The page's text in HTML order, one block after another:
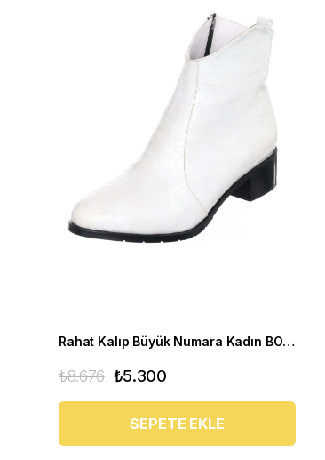
Rahat Kalıp Büyük Numara Kadın BOT K1002 Beyaz
₺5.300
₺8.676
SEPETE EKLE